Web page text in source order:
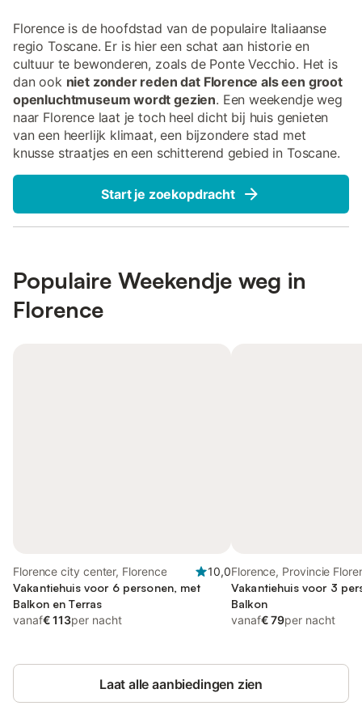
Florence is de hoofdstad van de populaire Italiaanse
regio Toscane. Er is hier een schat aan historie en
cultuur te bewonderen, zoals de Ponte Vecchio. Het is
dan ook niet zonder reden dat Florence als een groot
openluchtmuseum wordt gezien. Een weekendje weg
naar Florence laat je toch heel dicht bij huis genieten
van een heerlijk klimaat, een bijzondere stad met
knusse straatjes en een schitterend gebied in Toscane.
Start je zoekopdracht
Populaire Weekendje weg in
Florence
Florence city center, Florence
10,0
Vakantiehuis voor 6 personen, met
Balkon en Terras
vanaf€ 113per nacht
Florence, Provincie
Vakantiehuis voor 3
Balkon
vanaf€ 79per nacht
Laat alle aanbiedingen zien